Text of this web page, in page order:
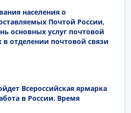
населения о
Почтой России,
основных услуг почтовой
отделении почтовой связи
Всероссийская ярмарка
в России. Время